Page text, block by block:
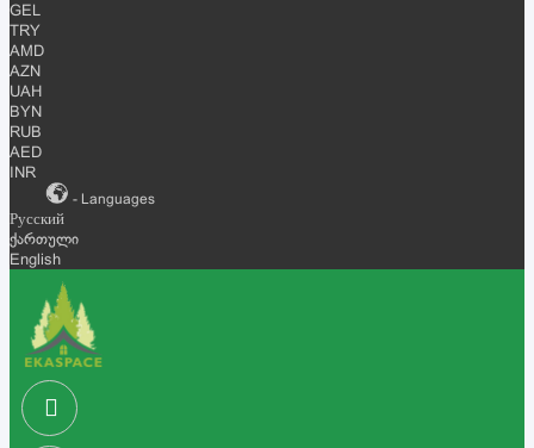
GEL
TRY
AMD
AZN
UAH
BYN
RUB
AED
INR
- Languages
Русский
ქართული
English